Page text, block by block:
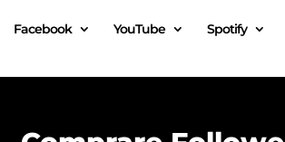
Facebook YouTube Spotify